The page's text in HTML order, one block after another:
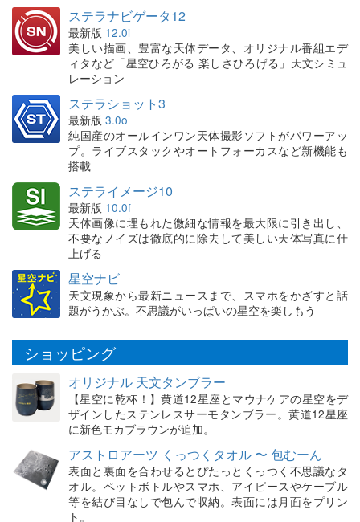
ステラナビゲータ12
最新版 12.0i
美しい描画、豊富な天体データ、オリジナル番組エデ
ィタなど「星空ひろがる 楽しさひろげる」天文シミュ
レーション
ステラショット3
最新版 3.0o
純国産のオールインワン天体撮影ソフトがパワーアッ
プ。ライブスタックやオートフォーカスなど新機能も
搭載
ステライメージ10
最新版 10.0f
天体画像に埋もれた微細な情報を最大限に引き出し、
不要なノイズは徹底的に除去して美しい天体写真に仕
上げる
星空ナビ
天文現象から最新ニュースまで、スマホをかざすと話
題がうかぶ。不思議がいっぱいの星空を楽しもう
ショッピング
オリジナル 天文タンブラー
【星空に乾杯！】黄道12星座とマウナケアの星空をデ
ザインしたステンレスサーモタンブラー。黄道12星座
に新色モカブラウンが追加。
アストロアーツ くっつくタオル 〜 包むーん
表面と裏面を合わせるとぴたっとくっつく不思議なタ
オル。ペットボトルやスマホ、アイピースやケーブル
等を結び目なしで包んで収納。表面には月面をプリン
ト。